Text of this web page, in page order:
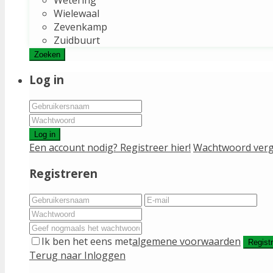
Wielewaal
Zevenkamp
Zuidbuurt
Zoeken
Log in
Log in
Een account nodig? Registreer hier! Wachtwoord
Registreren
Ik ben het eens metalgemene voorwaarden
Terug naar Inloggen